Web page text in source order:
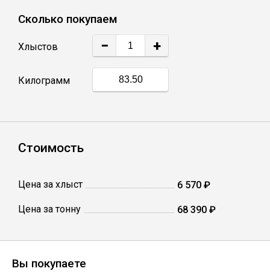
Полоса
Круг
Труба профильная
Сколько покупаем
Хлыстов − +
Килограмм
Стоимость
Цена за хлыст 6 570 ₽
Цена за тонну 68 390 ₽
Вы покупаете